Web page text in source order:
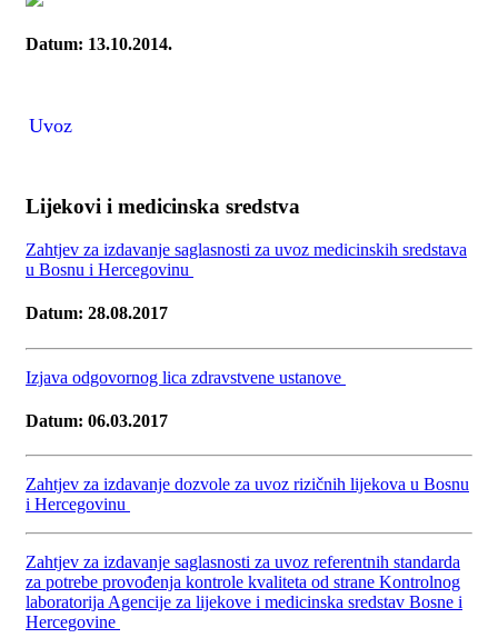
Datum: 13.10.2014.
Uvoz
Lijekovi i medicinska sredstva
Zahtjev za izdavanje saglasnosti za uvoz medicinskih sredstava
u Bosnu i Hercegovinu
Datum: 28.08.2017
Izjava odgovornog lica zdravstvene ustanove
Datum: 06.03.2017
Zahtjev za izdavanje dozvole za uvoz rizičnih lijekova u Bosnu
i Hercegovinu
Zahtjev za izdavanje saglasnosti za uvoz referentnih standarda
za potrebe provođenja kontrole kvaliteta od strane Kontrolnog
laboratorija Agencije za lijekove i medicinska sredstav Bosne i
Hercegovine